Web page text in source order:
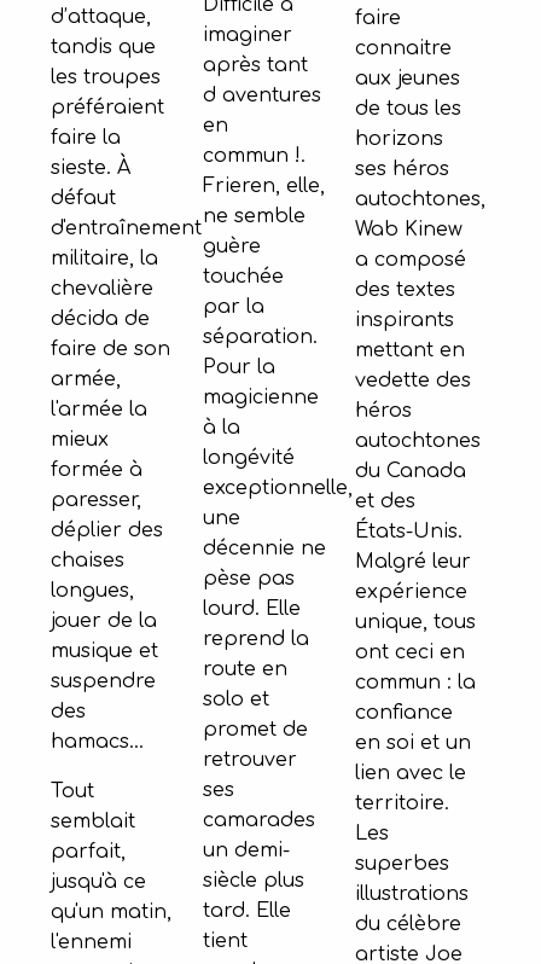
d’attaque,
tandis que
les troupes
préféraient
faire la
sieste. À
défaut
d'entraînement
militaire, la
chevalière
décida de
faire de son
armée,
l'armée la
mieux
formée à
paresser,
déplier des
chaises
longues,
jouer de la
musique et
suspendre
des
hamacs...
Tout
semblait
parfait,
jusqu'à ce
qu'un matin,
l'ennemi
Difficile à
imaginer
après tant
d aventures
en
commun !.
Frieren, elle,
ne semble
guère
touchée
par la
séparation.
Pour la
magicienne
à la
longévité
exceptionnelle,
une
décennie ne
pèse pas
lourd. Elle
reprend la
route en
solo et
promet de
retrouver
ses
camarades
un demi-
siècle plus
tard. Elle
tient
faire
connaitre
aux jeunes
de tous les
horizons
ses héros
autochtones,
Wab Kinew
a composé
des textes
inspirants
mettant en
vedette des
héros
autochtones
du Canada
et des
États-Unis.
Malgré leur
expérience
unique, tous
ont ceci en
commun : la
confiance
en soi et un
lien avec le
territoire.
Les
superbes
illustrations
du célèbre
artiste Joe